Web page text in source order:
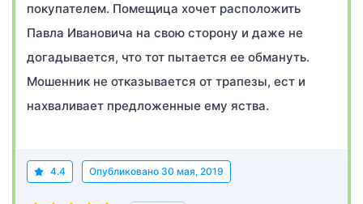
покупателем. Помещица хочет расположить
Павла Ивановича на свою сторону и даже не
догадывается, что тот пытается ее обмануть.
Мошенник не отказывается от трапезы, ест и
нахваливает предложенные ему яства.
4.4 Опубликовано 30 мая, 2019